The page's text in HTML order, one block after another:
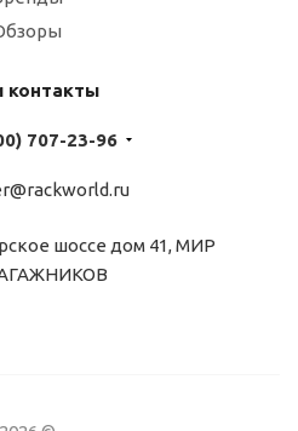
контакты
707-23-96
шоссе дом 41, МИР